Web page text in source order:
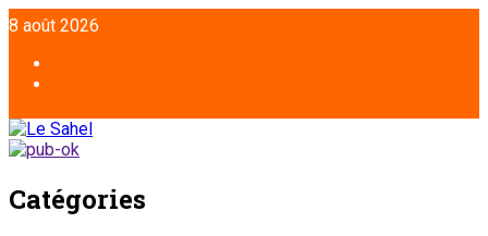
8 août 2026
Catégories